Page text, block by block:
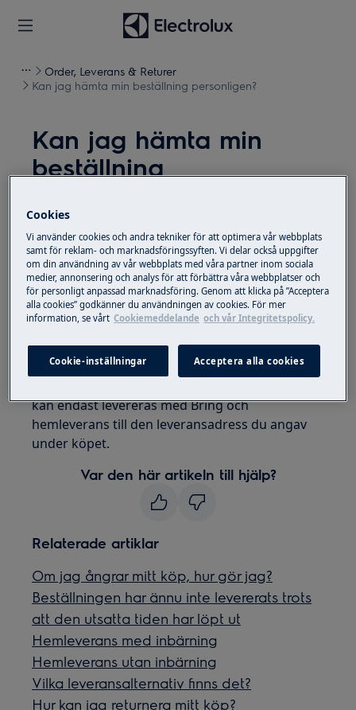
Order, Leverans & Returer
Kan jag hämta min beställning personligen?
Kan jag hämta min
beställning
Problem
Kan jag hämta min beställning personligen?
Lösning
Beställningar av små hushållsapparater,
förbrukningsvaror och tillbehör levereras till dig
via PostNord med hemleverans eller
kan endast levereras med Bring och
hemleverans till den leveransadress du angav
under köpet.
Var den här artikeln till hjälp?
Relaterade artiklar
Om jag ångrar mitt köp, hur gör jag?
Beställningen har ännu inte levererats trots
att den utsatta tiden har löpt ut
Hemleverans med inbärning
Hemleverans utan inbärning
Vilka leveransalternativ finns det?
Hur kan jag returnera mitt köp?
Cookies
Vi använder cookies och andra tekniker för att optimera vår webbplats
samt för reklam- och marknadsföringssyften. Vi delar också uppgifter
om din användning av vår webbplats med våra partner inom sociala
medier, annonsering och analys för att förbättra våra webbplatser och
för personligt anpassad marknadsföring. Genom att klicka på ”Acceptera
alla cookies” godkänner du användningen av cookies. För mer
information, se vårt Cookiemeddelande och vår Integritetspolicy.
Cookie-inställningar Acceptera alla cookies